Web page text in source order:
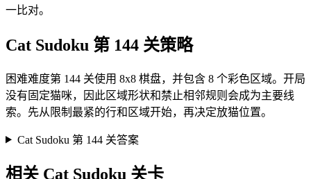
一比对。
Cat Sudoku 第 144 关策略
困难难度第 144 关使用 8x8 棋盘，并包含 8 个彩色区域。开局
没有固定猫咪，因此区域形状和禁止相邻规则会成为主要线
索。先从限制最紧的行和区域开始，再决定放猫位置。
Cat Sudoku 第 144 关答案
相关 Cat Sudoku 关卡